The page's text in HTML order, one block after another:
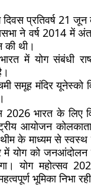
दिवस प्रतिवर्ष 21 जून
ने वर्ष 2014 में
की थी।
में योग संबंधी
समूह मंदिर यूनेस्को
2026 भारत के लिए
आयोजन
थीम के माध्यम से
में योग को
योग महोत्सव
भूमिका निभा